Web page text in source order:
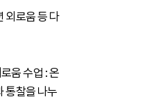
외로움 등 다
움 수업 : 온
통찰을 나누